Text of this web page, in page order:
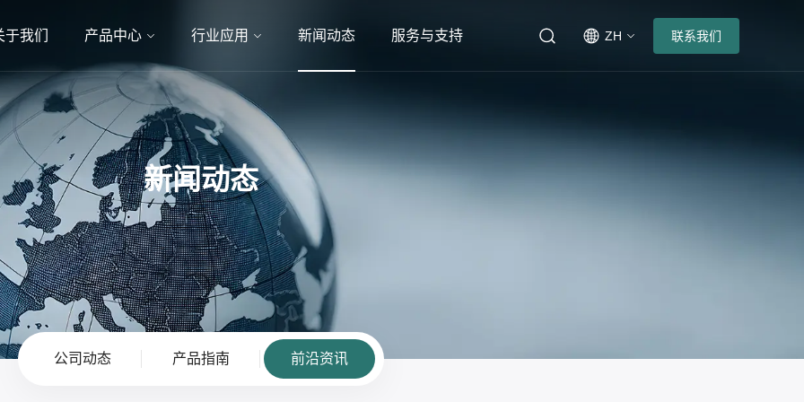
于我们 产品中心 行业应用 新闻动态 服务与支持 ZH 联系我们
新闻动态
公司动态 产品指南 前沿资讯